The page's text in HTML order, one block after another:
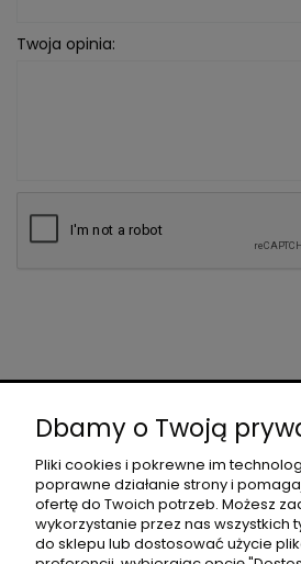
Twoja opinia:
DLA
Dbamy o Twoją
Pliki cookies i pokrewne im
poprawne działanie strony i
ofertę do Twoich potrzeb. Możesz
wykorzystanie przez nas wszystkich
do sklepu lub dostosować użycie